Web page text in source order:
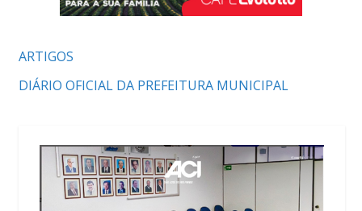
ARTIGOS
DIÁRIO OFICIAL DA PREFEITURA MUNICIPAL